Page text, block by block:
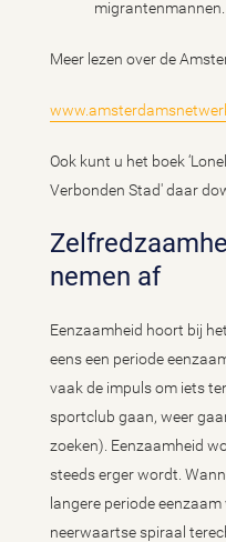
migrantenmannen.
Meer lezen over de
Ook kunt u het boek
Verbonden Stad' daar
Zelfredzaamheid en participatie
nemen af
Eenzaamheid hoort bij
eens een periode
vaak de impuls om iets
sportclub gaan, weer
zoeken). Eenzaamheid
steeds erger wordt.
langere periode
neerwaartse spiraal